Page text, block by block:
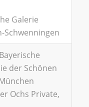
Galerie
Schwenningen
der Schönen
Ochs Private,